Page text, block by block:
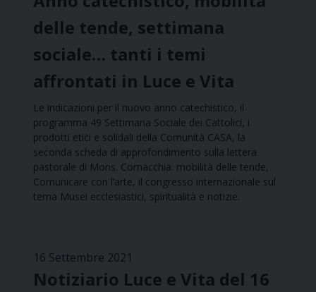
delle tende, settimana
sociale… tanti i temi
affrontati in Luce e Vita
Le indicazioni per il nuovo anno catechistico, il
programma 49 Settimana Sociale dei Cattolici, i
prodotti etici e solidali della Comunità CASA, la
seconda scheda di approfondimento sulla lettera
pastorale di Mons. Cornacchia: mobilità delle tende,
Comunicare con l’arte, il congresso internazionale sul
tema Musei ecclesiastici, spiritualità e notizie.
16 Settembre 2021
Notiziario Luce e Vita del 16